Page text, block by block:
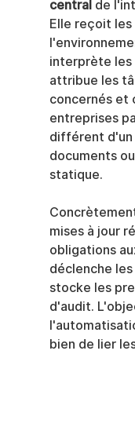
central de
Elle reçoit les
interprète
attribue les
concernés et
entreprises
différent
documents
statique.
mises à jour
obligations
déclenche
stocke les
d'audit.
bien de lier